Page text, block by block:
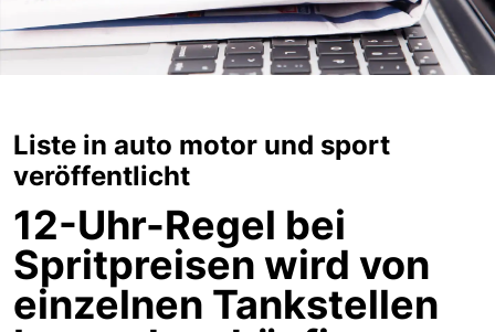
Liste in auto motor und sport
veröffentlicht
12-Uhr-Regel bei
Spritpreisen wird von
einzelnen Tankstellen